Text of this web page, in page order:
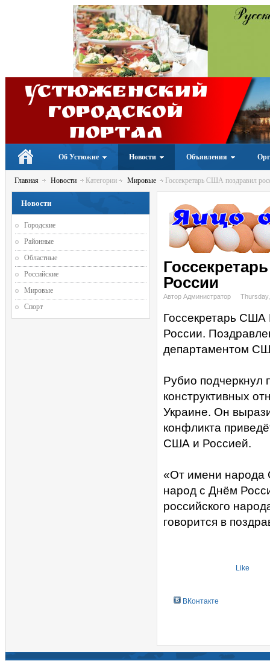
Устюженский
Городской
портал
Об Устюжне Новости Объявления
Главная Новости Категории Мировые Госсекретарь США поздравил
России
Автор Администратор
Госсекретарь
России.
департаментом
Рубио
конструктивных
Украине. Он
конфликта
США и Россией.
«От имени народа
народ с Днём
российского
говорится в
Like
ВКонтакте
Новости
Городские
Районные
Областные
Российские
Мировые
Спорт